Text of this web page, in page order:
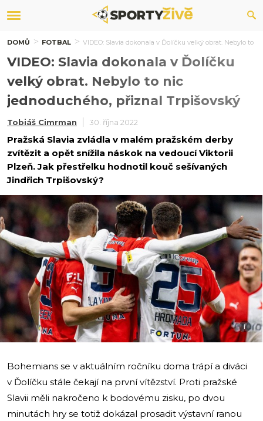
DOMŮ FOTBAL VIDEO: Slavia dokonala v Ďolíčku velký obrat. Nebylo to
VIDEO: Slavia dokonala v Ďolíčku
velký obrat. Nebylo to nic
jednoduchého, přiznal Trpišovský
Tobiáš Cimrman 30. října 2022
Pražská Slavia zvládla v malém pražském derby
zvítězit a opět snížila náskok na vedoucí Viktorii
Plzeň. Jak přestřelku hodnotil kouč sešívaných
Jindřich Trpišovský?
i
Bohemians se v aktuálním ročníku doma trápí a diváci
v Ďolíčku stále čekají na první vítězství. Proti pražské
Slavii měli nakročeno k bodovému zisku, po dvou
minutách hry se totiž dokázal prosadit výstavní ranou